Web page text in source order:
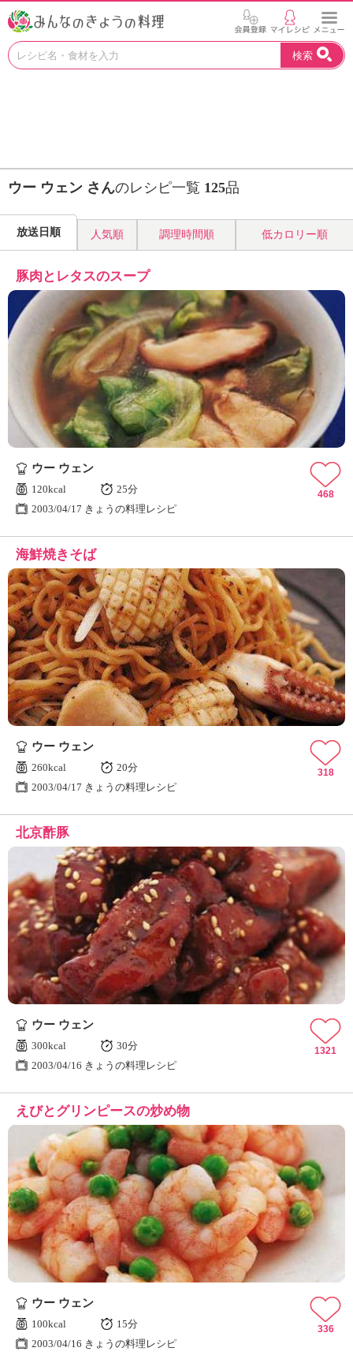
お
見
つ
よ
う
H
K
エ
デ
ュ
ケ
ー
シ
ョ
ナ
ん
の
ょ
う
の
料
理
」
検索
ウー ウェン さんのレシピ一覧 125品
放送日順 人気順 調理時間順 低カロリー順
豚肉とレタスのスープ
ウー ウェン
120kcal
25分
2003/04/17 きょうの料理レシピ
468
海鮮焼きそば
ウー ウェン
260kcal
20分
2003/04/17 きょうの料理レシピ
318
北京酢豚
ウー ウェン
300kcal
30分
2003/04/16 きょうの料理レシピ
1321
えびとグリンピースの炒め物
ウー ウェン
100kcal
15分
2003/04/16 きょうの料理レシピ
336